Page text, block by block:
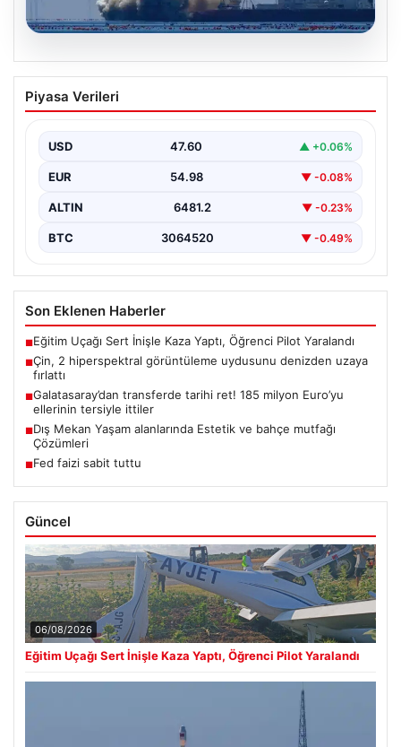
05.08.2026
Çin, 2 hiperspektral görüntüleme
uydusunu denizden uzaya fırlattı
Piyasa Verileri
USD 47.60 ▲ +0.06%
EUR 54.98 ▼ -0.08%
ALTIN 6481.2 ▼ -0.23%
BTC 3064520 ▼ -0.49%
Son Eklenen Haberler
■Eğitim Uçağı Sert İnişle Kaza Yaptı, Öğrenci Pilot Yaralandı
■Çin, 2 hiperspektral görüntüleme uydusunu denizden uzaya
fırlattı
■Galatasaray’dan transferde tarihi ret! 185 milyon Euro’yu
ellerinin tersiyle ittiler
■Dış Mekan Yaşam alanlarında Estetik ve bahçe mutfağı
Çözümleri
■Fed faizi sabit tuttu
Güncel
06/08/2026
Eğitim Uçağı Sert İnişle Kaza Yaptı, Öğrenci Pilot Yaralandı